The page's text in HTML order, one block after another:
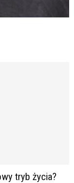
tryb życia?